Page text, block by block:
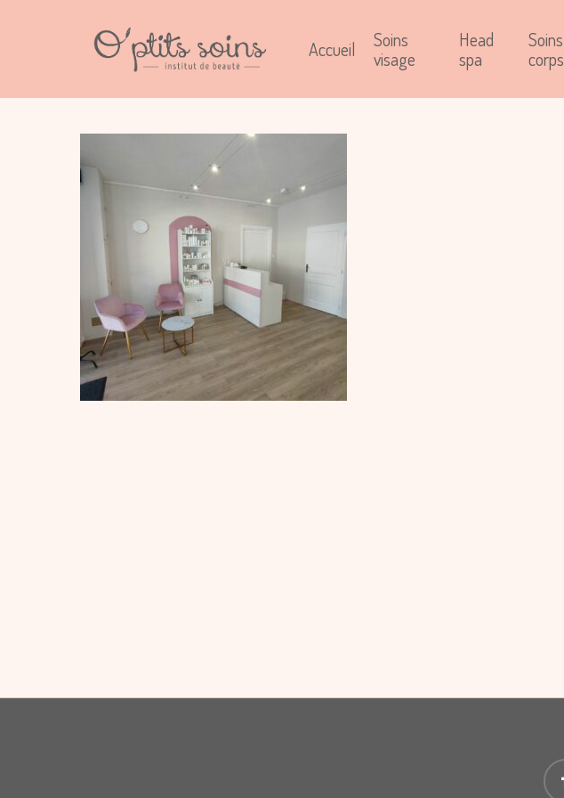
Accueil
Soins
visage
Head
spa
Soins
corps